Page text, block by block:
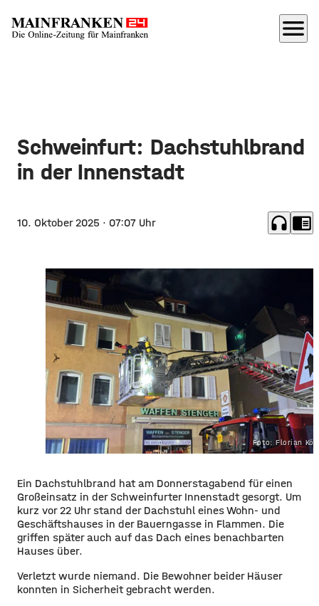
menu
Schweinfurt: Dachstuhlbrand
in der Innenstadt
10. Oktober 2025 · 07:07 Uhr headphones chrome_reader_mode
Foto: Florian
Ein Dachstuhlbrand hat am Donnerstagabend für einen
Großeinsatz in der Schweinfurter Innenstadt gesorgt. Um
kurz vor 22 Uhr stand der Dachstuhl eines Wohn- und
Geschäftshauses in der Bauerngasse in Flammen. Die
griffen später auch auf das Dach eines benachbarten
Hauses über.
Verletzt wurde niemand. Die Bewohner beider Häuser
konnten in Sicherheit gebracht werden.